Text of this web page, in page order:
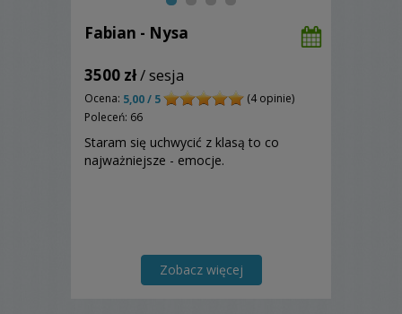
Fabian - Nysa
3500 zł/ sesja
Ocena: 5,00 / 5
(4 opinie)
Poleceń: 66
Staram się uchwycić z klasą to co
najważniejsze - emocje.
Zobacz więcej